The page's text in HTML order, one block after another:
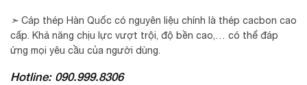
➣ Cáp thép Hàn Quốc có nguyên liệu chính là thép cacbon cao
cấp. Khả năng chịu lực vượt trội, độ bền cao,… có thể đáp
ứng mọi yêu cầu của người dùng.
Hotline: 090.999.8306